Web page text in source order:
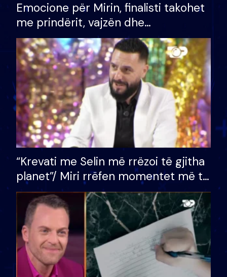
Emocione për Mirin, finalisti takohet
me prindërit, vajzën dhe
bashkëshorten: S’kemi ndonjë letër
divorci apo jo?
“Krevati me Selin më rrëzoi të gjitha
planet”/ Miri rrëfen momentet më të
bukura në shtëpinë e BB VIP: Do më
mungojë zilja e mëngjesit kur…